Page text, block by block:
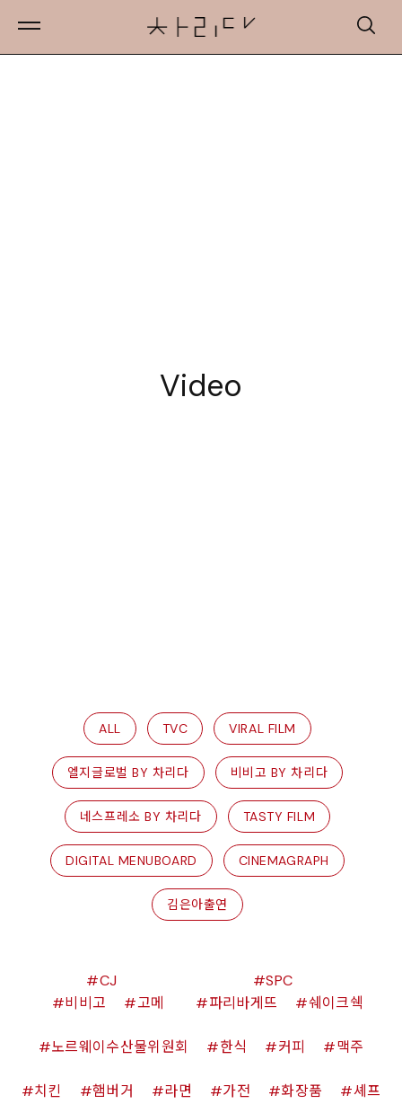
ALL TVC VIRAL FILM
엘지글로벌 BY 차리다 비비고 BY 차리다
네스프레소 BY 차리다 TASTY FILM
DIGITAL MENUBOARD CINEMAGRAPH
김은아출연
CJ
비비고
고메
SPC
파리바게뜨
쉐이크쉑
노르웨이수산물위원회 한식 커피 맥주
치킨 햄버거 라면 가전 화장품 셰프